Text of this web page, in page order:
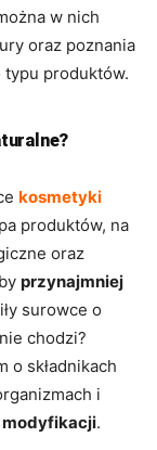
w nich
oraz poznania
typu produktów.
kosmetyki
produktów, na
oraz
przynajmniej
surowce o
chodzi?
o składnikach
i
modyfikacji.